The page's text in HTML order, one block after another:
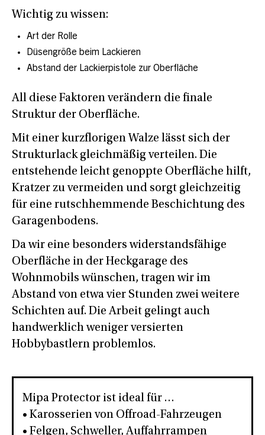
Wichtig zu wissen:
Art der Rolle
Düsengröße beim Lackieren
Abstand der Lackierpistole zur Oberfläche
All diese Faktoren verändern die finale
Struktur der Oberfläche.
Mit einer kurzflorigen Walze lässt sich der
Strukturlack gleichmäßig verteilen. Die
entstehende leicht genoppte Oberfläche hilft,
Kratzer zu vermeiden und sorgt gleichzeitig
für eine rutschhemmende Beschichtung des
Garagenbodens.
Da wir eine besonders widerstandsfähige
Oberfläche in der Heckgarage des
Wohnmobils wünschen, tragen wir im
Abstand von etwa vier Stunden zwei weitere
Schichten auf. Die Arbeit gelingt auch
handwerklich weniger versierten
Hobbybastlern problemlos.
Mipa Protector ist ideal für …
• Karosserien von Offroad-Fahrzeugen
• Felgen, Schweller, Auffahrrampen